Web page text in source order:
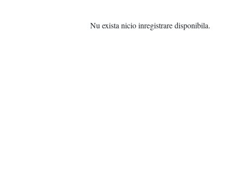
Nu exista nicio inregistrare disponibila.